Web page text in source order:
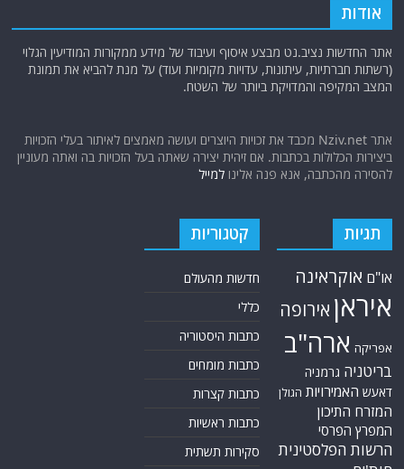
אודות
אתר החדשות נציב.נט מבצע איסוף ועיבוד של מידע ממקורות המודיעין הגלוי
(רשתות חברתיות, עיתונות, עדויות מקומיות ועוד) על מנת להביא את תמונת
המצב המקיפה והמדויקת ביותר של השטח.
אתר Nziv.net מכבד את זכויות היוצרים ועושה מאמצים לאיתור בעלי הזכויות
ביצירות הכלולות בכתבות. אם זיהית יצירה שאתה בעל הזכויות בה ואתה מעוניין
להסירה מהכתבה, אנא פנה אלינולמייל
תגיות
או"ם אוקראינה
איראן אירופה
אפריקה ארה"ב
בריטניה גרמניה
דאעש האמירויות הגולן
המזרח התיכון
המפרץ הפרסי
הרשות הפלסטינית
קטגוריות
חדשות מהעולם
כללי
כתבות היסטוריה
כתבות מומחים
כתבות קצרות
כתבות ראשיות
סקירות תשתית